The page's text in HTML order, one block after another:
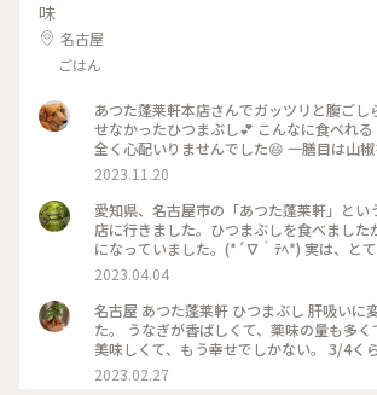
味
名古屋
ごはん
あつた蓬莱軒本店さんでガッツリと腹ごし
せなかったひつまぶし💕 こんなに食べれ
全く心配いりませんでした😆 一膳目は山
せてそのまま。 二膳目はネギと海苔を効
出汁をかけて薬味もたっぷりワサビをツン
はこれが一番好き😋 夜に向けて準備はオ
い❣️ #私のことりっぷ旅 #ひつまぶし #名古
2023.11.20
愛知県、名古屋市の「あつた蓬莱軒」とい
店に行きました。ひつまぶしを食べました
になっていました。(*´∇｀ﾃﾍ*) 実は、と
に行ったのですが、行列がすごくて、
ました。🍴٩( 'ω' )و ｵｲｼｽｷﾞﾃﾔﾊﾞｲ！！ 3枚目の写真は、メニュ
ーの初めのページを写しています。2膳目で
ねぎを乗せて食べたら、、、（なんとなく
(*･ω･ﾉ） また来たいですし、皆さんも是
て見てくださいね！！(^-^) #私のことりっ
あつた蓬莱軒 ☆次は白川郷を投稿します
2023.04.04
名古屋 あつた蓬莱軒 ひつまぶし 肝吸いに変更するのを忘れ
た。 うなぎが香ばしくて、薬味の量も多く
美味しくて、もう幸せでしかない。 3/4く
いになった。
2023.02.27